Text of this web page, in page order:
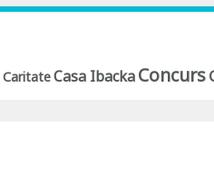
CaritateCasa IbackaConcurs